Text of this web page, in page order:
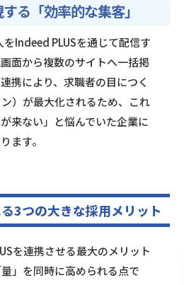
る「効率的な集客」
Indeed PLUSを通じて配信す
面から複数のサイトへ一括掲
携により、求職者の目につく
）が最大化されるため、これ
来ない」と悩んでいた企業に
ます。
3つの大きな採用メリット
を連携させる最大のメリット
」を同時に高められる点で